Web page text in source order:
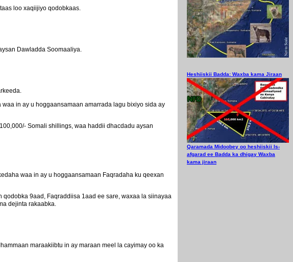
loo xaqiijiyo qodobkaas.
Dawladda Soomaaliya.
in ay u hoggaansamaan amarrada lagu bixiyo sida ay
Somali shillings, waa haddii dhacdadu aysan
waa in ay u hoggaansamaan Faqradaha ku qeexan
9aad, Faqraddiisa 1aad ee sare, waxaa la siinayaa
dejinta rakaabka.
maraakiibtu in ay maraan meel la cayimay oo ka
Heshiiskii Badda: Waxba kama Jiraan
Qaramada Midoobey oo heshiiskii Is-
afgarad ee Badda ka dhigay Waxba
kama jiraan